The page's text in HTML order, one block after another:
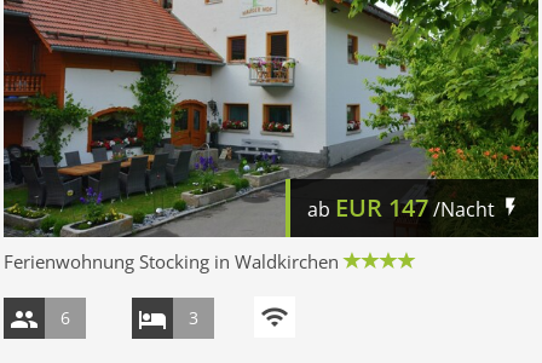
ab EUR 147/Nacht
Ferienwohnung Stocking in Waldkirchen
6 3